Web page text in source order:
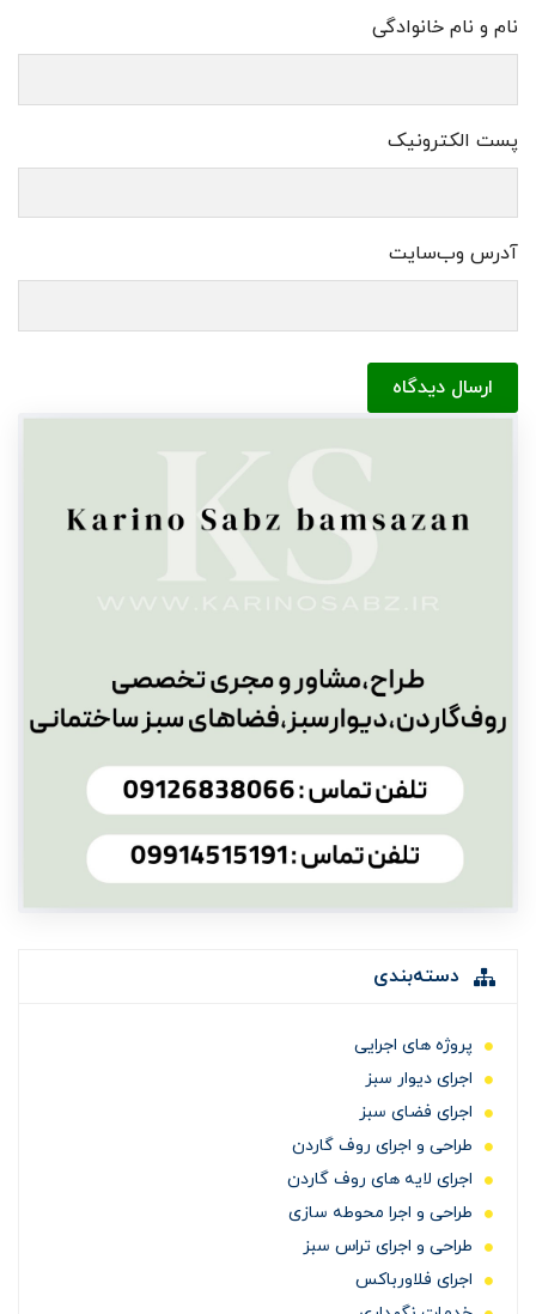
نام و نام خانوادگی
پست الکترونیک
آدرس وب‌سایت
ارسال دیدگاه
دسته‌بندی
پروژه های اجرایی
اجرای دیوار سبز
اجرای فضای سبز
طراحی و اجرای روف گاردن
اجرای لایه های روف گاردن
طراحی و اجرا محوطه سازی
طراحی و اجرای تراس سبز
اجرای فلاورباکس